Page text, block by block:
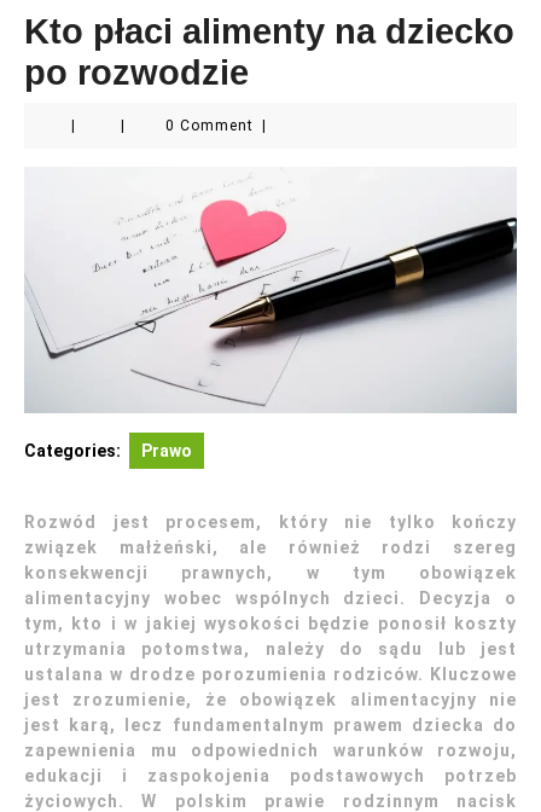
Kto płaci alimenty na dziecko
po rozwodzie
0 Comment
Categories: Prawo
Rozwód jest procesem, który nie tylko kończy
związek małżeński, ale również rodzi szereg
konsekwencji prawnych, w tym obowiązek
alimentacyjny wobec wspólnych dzieci. Decyzja o
tym, kto i w jakiej wysokości będzie ponosił koszty
utrzymania potomstwa, należy do sądu lub jest
ustalana w drodze porozumienia rodziców. Kluczowe
jest zrozumienie, że obowiązek alimentacyjny nie
jest karą, lecz fundamentalnym prawem dziecka do
zapewnienia mu odpowiednich warunków rozwoju,
edukacji i zaspokojenia podstawowych potrzeb
życiowych. W polskim prawie rodzinnym nacisk